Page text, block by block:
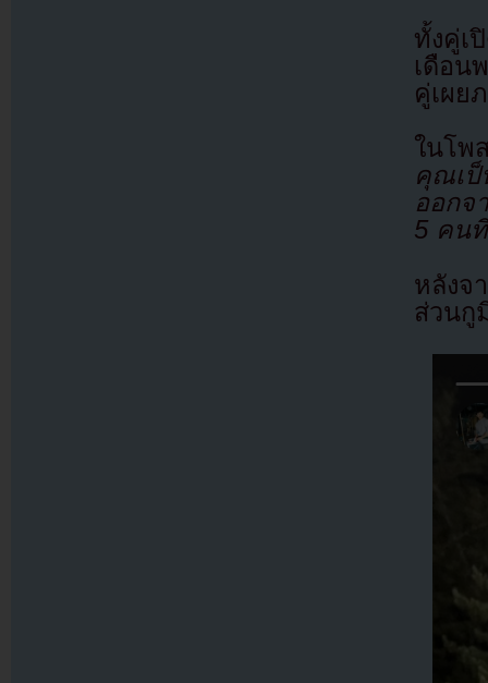
ทั้งคู่เ
เดือน
คู่เผย
ในโพ
คุณเป็
ออกจ
5 คน
หลังจ
ส่วนกู